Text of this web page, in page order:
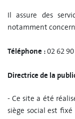
Il assure des
notamment
Téléphone :02 62
Directrice de la
- Ce site a été
siège social est